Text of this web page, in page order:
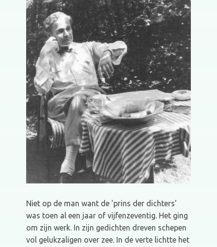
Niet op de man want de 'prins der dichters'
was toen al een jaar of vijfenzeventig. Het ging
om zijn werk. In zijn gedichten dreven schepen
vol gelukzaligen over zee. In de verte lichtte het